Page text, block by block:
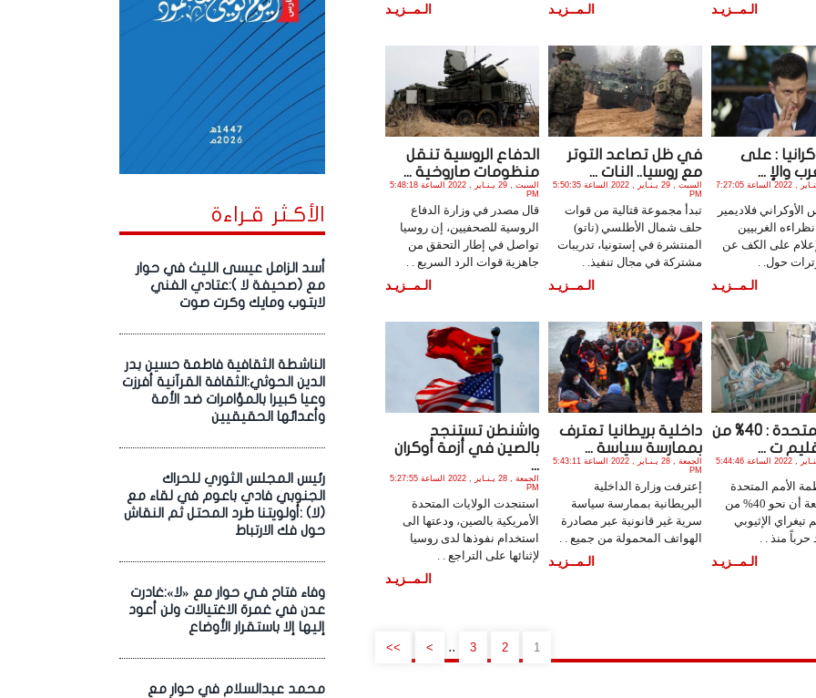
الأكـثر قـراءة
أسد الزامل عيسى الليث في حوار
مع (صحيفة لا ):عتادي الفني
لابتوب ومايك وكرت صوت
الناشطة الثقافية فاطمة حسين بدر
الدين الحوثي:الثقافة القرآنية أفرزت
وعيا كبيرا بالمؤامرات ضد الأمة
وأعدائها الحقيقيين
رئيس المجلس الثوري للحراك
الجنوبي فادي باعوم في لقاء مع
(لا) :أولويتنا طرد المحتل ثم النقاش
حول فك الارتباط
وفاء فتاح فـي حوار مع «لا»:غادرت
عدن في غمرة الاغتيالات ولن أعود
إليها إلا باستقرار الأوضاع
محمد عبدالسلام في حوار مع
الـمــزيـد الـمــزيـد الـمــزيـد
: على
والإ ...
السبت , 29 يـنـاير , 2022 الساعة 7:27:05
فلاديمير
الغربيين
على الكف عن
حول. .
الـمــزيـد
في ظل تصاعد التوتر
مع روسيا.. النات ...
السبت , 29 يـنـاير , 2022 الساعة 5:50:35
PM
تبدأ مجموعة قتالية من قوات
حلف شمال الأطلسي (ناتو)
المنتشرة في إستونيا، تدريبات
مشتركة في مجال تنفيذ. .
الـمــزيـد
الدفاع الروسية تنقل
منظومات صاروخية ...
السبت , 29 يـنـاير , 2022 الساعة 5:48:18
PM
قال مصدر في وزارة الدفاع
الروسية للصحفيين، إن روسيا
تواصل في إطار التحقق من
جاهزية قوات الرد السريع . .
الـمــزيـد
الأمم المتحدة : 40% من
ت ...
الجمعة , 28 يـنـاير , 2022 الساعة 5:44:46
الأمم المتحدة
اليوم الجمعة أن نحو 40% من
تيغراي الإثيوبي
منذ . .
الـمــزيـد
داخلية بريطانيا تعترف
بممارسة سياسة ...
الجمعة , 28 يـنـاير , 2022 الساعة 5:43:11
PM
إعترفت وزارة الداخلية
البريطانية بممارسة سياسة
سرية غير قانونية عبر مصادرة
الهواتف المحمولة من جميع . .
الـمــزيـد
واشنطن تستنجد
بالصين في أزمة أوكران
...
الجمعة , 28 يـنـاير , 2022 الساعة 5:27:55
PM
استنجدت الولايات المتحدة
الأمريكية بالصين، ودعتها الى
استخدام نفوذها لدى روسيا
لإثنائها على التراجع . .
الـمــزيـد
1
2
3
..
>
>>